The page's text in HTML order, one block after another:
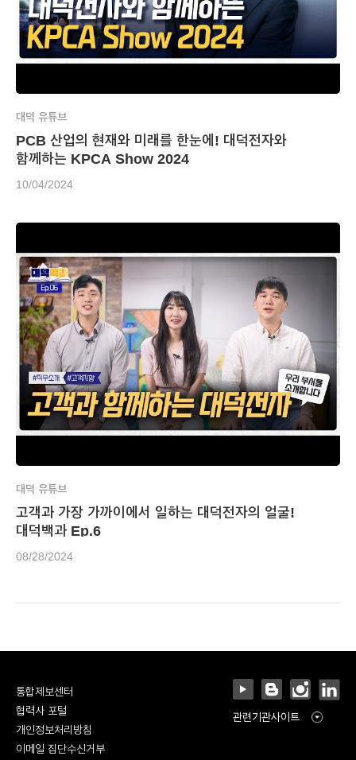
대덕 유튜브
PCB 산업의 현재와 미래를 한눈에! 대덕전자와
함께하는 KPCA Show 2024
10/04/2024
대덕 유튜브
고객과 가장 가까이에서 일하는 대덕전자의 얼굴!
대덕백과 Ep.6
08/28/2024
통합제보센터
협력사 포털
개인정보처리방침
이메일 집단수신거부
관련기관사이트